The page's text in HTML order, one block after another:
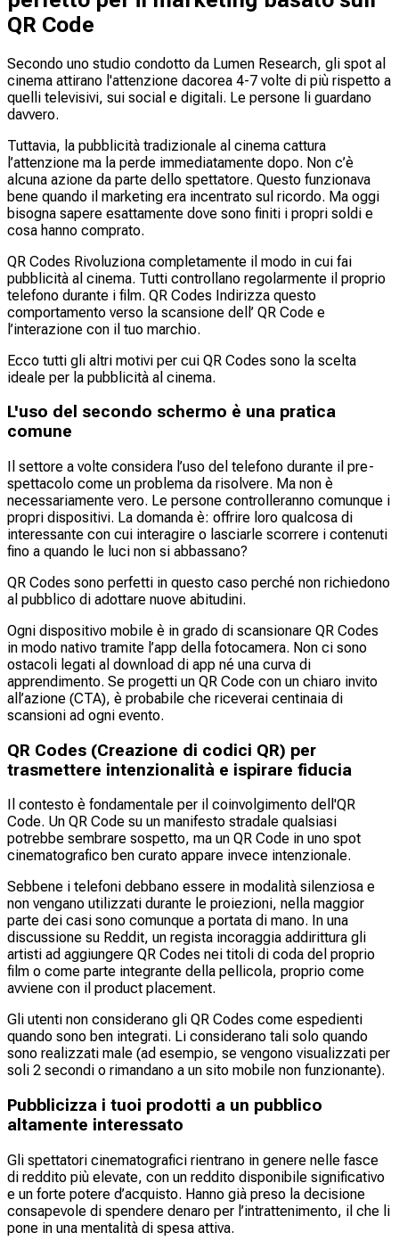
QR Code
Secondo uno studio condotto da Lumen Research, gli spot al
cinema attirano l'attenzione dacorea 4-7 volte di più rispetto a
quelli televisivi, sui social e digitali. Le persone li guardano
davvero.
Tuttavia, la pubblicità tradizionale al cinema cattura
l’attenzione ma la perde immediatamente dopo. Non c’è
alcuna azione da parte dello spettatore. Questo funzionava
bene quando il marketing era incentrato sul ricordo. Ma oggi
bisogna sapere esattamente dove sono finiti i propri soldi e
cosa hanno comprato.
QR Codes Rivoluziona completamente il modo in cui fai
pubblicità al cinema. Tutti controllano regolarmente il proprio
telefono durante i film. QR Codes Indirizza questo
comportamento verso la scansione dell’ QR Code e
l’interazione con il tuo marchio.
Ecco tutti gli altri motivi per cui QR Codes sono la scelta
ideale per la pubblicità al cinema.
L'uso del secondo schermo è una pratica
comune
Il settore a volte considera l’uso del telefono durante il pre-
spettacolo come un problema da risolvere. Ma non è
necessariamente vero. Le persone controlleranno comunque i
propri dispositivi. La domanda è: offrire loro qualcosa di
interessante con cui interagire o lasciarle scorrere i contenuti
fino a quando le luci non si abbassano?
QR Codes sono perfetti in questo caso perché non richiedono
al pubblico di adottare nuove abitudini.
Ogni dispositivo mobile è in grado di scansionare QR Codes
in modo nativo tramite l’app della fotocamera. Non ci sono
ostacoli legati al download di app né una curva di
apprendimento. Se progetti un QR Code con un chiaro invito
all’azione (CTA), è probabile che riceverai centinaia di
scansioni ad ogni evento.
QR Codes (Creazione di codici QR) per
trasmettere intenzionalità e ispirare fiducia
Il contesto è fondamentale per il coinvolgimento dell'QR
Code. Un QR Code su un manifesto stradale qualsiasi
potrebbe sembrare sospetto, ma un QR Code in uno spot
cinematografico ben curato appare invece intenzionale.
Sebbene i telefoni debbano essere in modalità silenziosa e
non vengano utilizzati durante le proiezioni, nella maggior
parte dei casi sono comunque a portata di mano. In una
discussione su Reddit, un regista incoraggia addirittura gli
artisti ad aggiungere QR Codes nei titoli di coda del proprio
film o come parte integrante della pellicola, proprio come
avviene con il product placement.
Gli utenti non considerano gli QR Codes come espedienti
quando sono ben integrati. Li considerano tali solo quando
sono realizzati male (ad esempio, se vengono visualizzati per
soli 2 secondi o rimandano a un sito mobile non funzionante).
Pubblicizza i tuoi prodotti a un pubblico
altamente interessato
Gli spettatori cinematografici rientrano in genere nelle fasce
di reddito più elevate, con un reddito disponibile significativo
e un forte potere d’acquisto. Hanno già preso la decisione
consapevole di spendere denaro per l’intrattenimento, il che li
pone in una mentalità di spesa attiva.